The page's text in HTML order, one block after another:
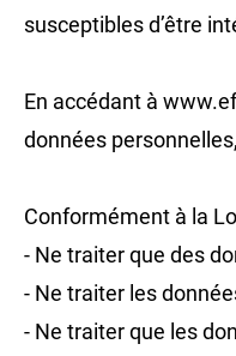
susceptibles d’être
En accédant à
données
Conformément à la
- Ne traiter que des
- Ne traiter les
- Ne traiter que les